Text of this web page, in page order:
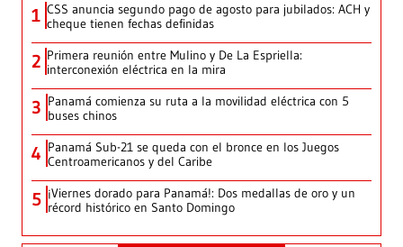
1 CSS anuncia segundo pago de agosto para jubilados: ACH y
cheque tienen fechas definidas
2 Primera reunión entre Mulino y De La Espriella:
interconexión eléctrica en la mira
3 Panamá comienza su ruta a la movilidad eléctrica con 5
buses chinos
4 Panamá Sub-21 se queda con el bronce en los Juegos
Centroamericanos y del Caribe
5 ¡Viernes dorado para Panamá!: Dos medallas de oro y un
récord histórico en Santo Domingo